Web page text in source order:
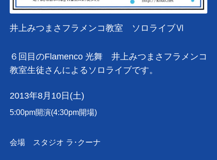
井上みつまさフラメンコ教室 ソロライブⅥ
６回目のFlamenco 光舞 井上みつまさフラメンコ
教室生徒さんによるソロライブです。
2013年8月10日(土)
5:00pm開演(4:30pm開場)
会場 スタジオ ラ･クーナ